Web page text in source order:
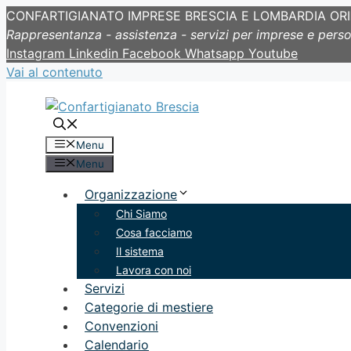
CONFARTIGIANATO IMPRESE BRESCIA E LOMBARDIA
Rappresentanza - assistenza - servizi per imprese e
Instagram Linkedin Facebook Whatsapp Youtube
Vai al contenuto
Menu
Menu
Organizzazione
Chi Siamo
Cosa facciamo
Il sistema
Lavora con noi
Servizi
Categorie di mestiere
Convenzioni
Calendario